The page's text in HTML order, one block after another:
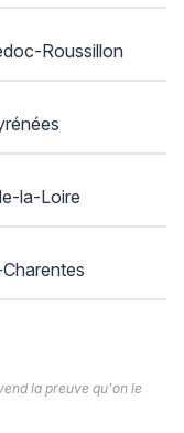
Roussillon
la-Loire
la preuve qu'on le